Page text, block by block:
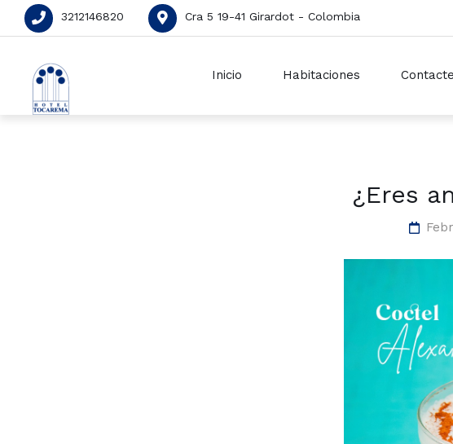
3212146820 Cra 5 19-41 Girardot - Colombia
Inicio Habitaciones
¿Eres